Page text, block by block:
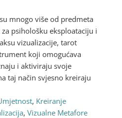
mnogo više od predmeta
psihološku eksploataciju i
vizualizacije, tarot
koji omogućava
i aktiviraju svoje
taj način svjesno kreiraju
, Kreiranje
, Vizualne Metafore